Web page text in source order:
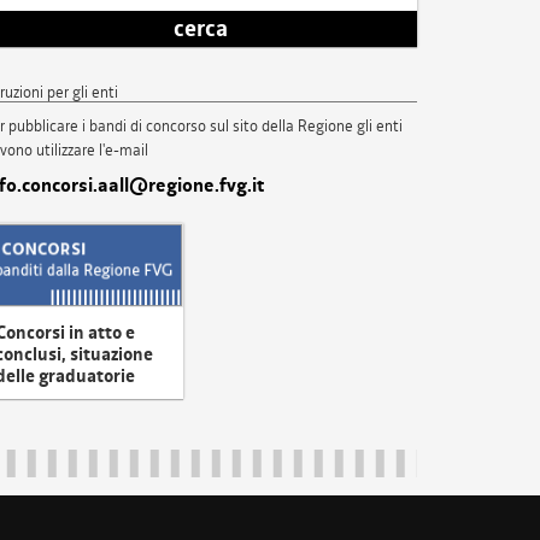
cerca
per gli enti
pubblicare i bandi di concorso sul sito della Regione gli enti
utilizzare l'e-mail
in atto e
situazione
graduatorie